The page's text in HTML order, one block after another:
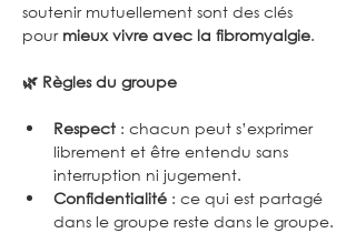
soutenir mutuellement sont des clés
pour mieux vivre avec la fibromyalgie.
🌿 Règles du groupe
Respect : chacun peut s’exprimer
librement et être entendu sans
interruption ni jugement.
Confidentialité : ce qui est partagé
dans le groupe reste dans le groupe.